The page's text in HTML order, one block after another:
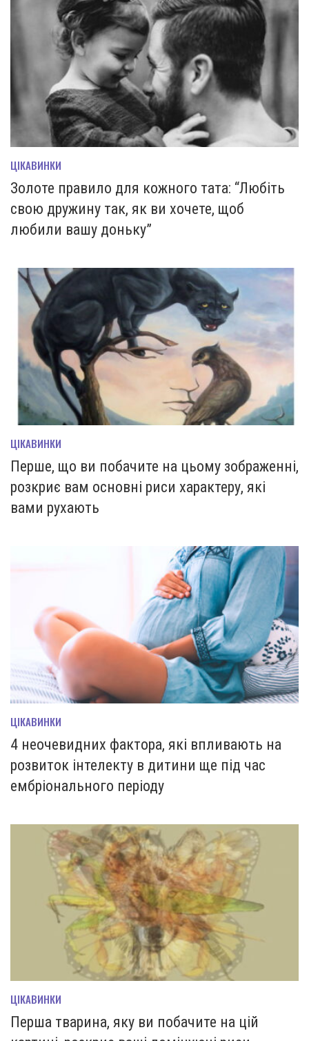
ЦІКАВИНКИ
Золоте правило для кожного тата: “Любіть
свою дружину так, як ви хочете, щоб
любили вашу доньку”
ЦІКАВИНКИ
Перше, що ви побачите на цьому зображенні,
розкриє вам основні риси характеру, які
вами рухають
ЦІКАВИНКИ
4 неочевидних фактора, які впливають на
розвиток інтелекту в дитини ще під час
ембріонального періоду
ЦІКАВИНКИ
Перша тварина, яку ви побачите на цій